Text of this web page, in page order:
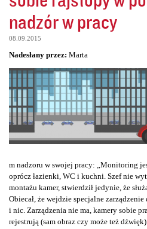
nadzór w pracy
08.09.2015
Nadesłany przez: Marta
m nadzoru w swojej pracy: „Monitoring
oprócz łazienki, WC i kuchni. Szef nie
montażu kamer, stwierdził jedynie, że
Obiecał, że wejdzie specjalne
i nic. Zarządzenia nie ma, kamery sobie
rejestrują (sam obraz czy może też